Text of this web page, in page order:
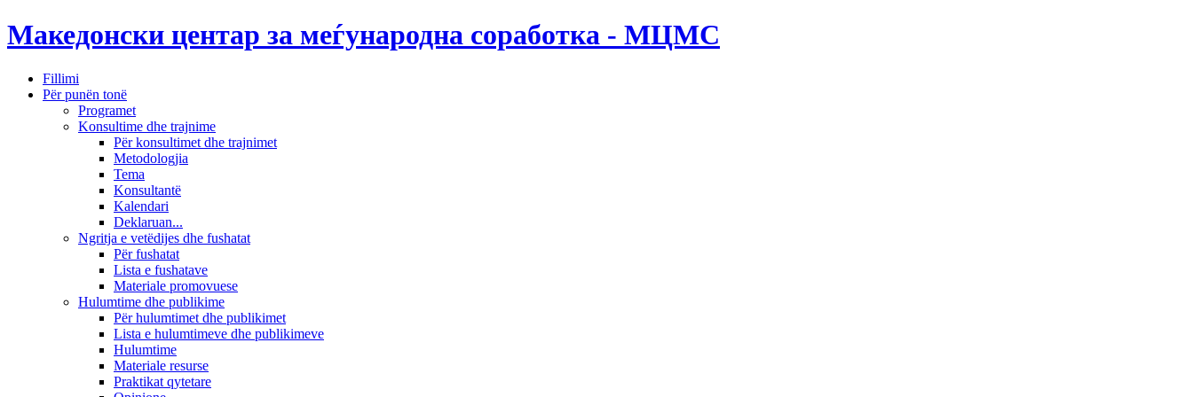
Македонски центар за меѓународна соработка - МЦМС
Fillimi
Për punën tonë
Programet
Konsultime dhe trajnime
Për konsultimet dhe trajnimet
Metodologjia
Tema
Konsultantë
Kalendari
Deklaruan...
Ngritja e vetëdijes dhe fushatat
Për fushatat
Lista e fushatave
Materiale promovuese
Hulumtime dhe publikime
Për hulumtimet dhe publikimet
Lista e hulumtimeve dhe publikimeve
Hulumtime
Materiale resurse
Praktikat qytetare